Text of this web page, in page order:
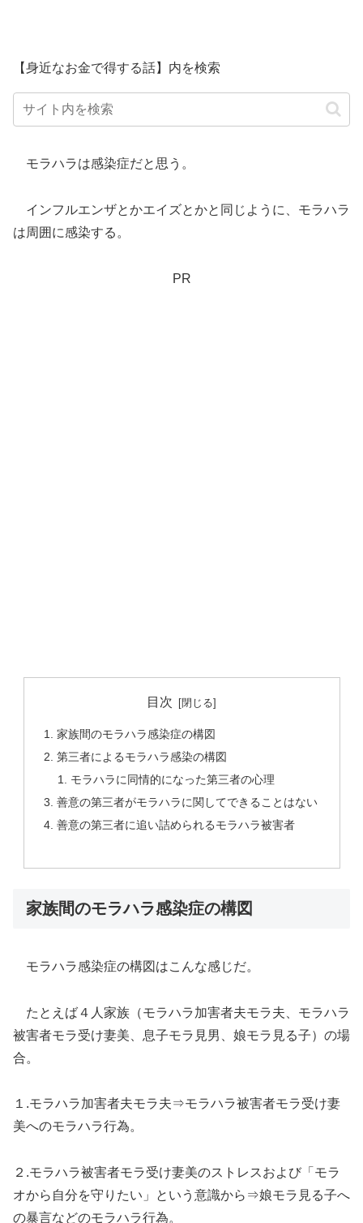
【身近なお金で得する話】内を検索
モラハラは感染症だと思う。
インフルエンザとかエイズとかと同じように、モラハラ
は周囲に感染する。
PR
目次
家族間のモラハラ感染症の構図
第三者によるモラハラ感染の構図
モラハラに同情的になった第三者の心理
善意の第三者がモラハラに関してできることはない
善意の第三者に追い詰められるモラハラ被害者
家族間のモラハラ感染症の構図
モラハラ感染症の構図はこんな感じだ。
たとえば４人家族（モラハラ加害者夫モラ夫、モラハラ
被害者モラ受け妻美、息子モラ見男、娘モラ見る子）の場
合。
１.モラハラ加害者夫モラ夫⇒モラハラ被害者モラ受け妻
美へのモラハラ行為。
２.モラハラ被害者モラ受け妻美のストレスおよび「モラ
オから自分を守りたい」という意識から⇒娘モラ見る子へ
の暴言などのモラハラ行為。